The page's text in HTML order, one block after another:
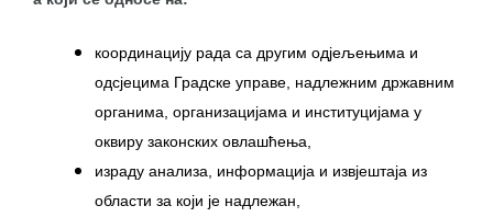
Обавјештење за предузетника - Гојко
Богуновић
Oд 27. јула пријем захтјева за новчану
помоћ за набавку школског прибора
основцима
Обрасци захтјева за регресирано
координацију рада са другим одјељењима и
одсјецима Градске управе, надлежним државним
органима, организацијама и институцијама у
оквиру законских овлашћења,
израду анализа, информација и извјештаја из
области за који је надлежан,